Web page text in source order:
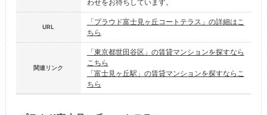
わせをお待ちしています。
URL
「プラウド富士見ヶ丘コートテラス」の詳細はこ
ちら
関連リンク
「東京都世田谷区」の賃貸マンションを探すなら
こちら
「富士見ヶ丘駅」の賃貸マンションを探すならこ
ちら